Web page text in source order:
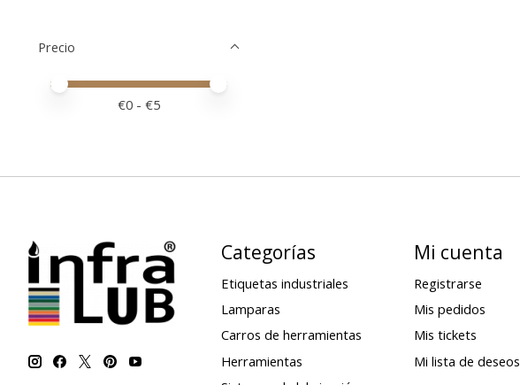
Precio
Price minimum value
Price maximum value
€0 - €5
Categorías
Etiquetas industriales
Lamparas
Carros de herramientas
Herramientas
Mi cuenta
Registrarse
Mis pedidos
Mis tickets
Mi lista de deseos